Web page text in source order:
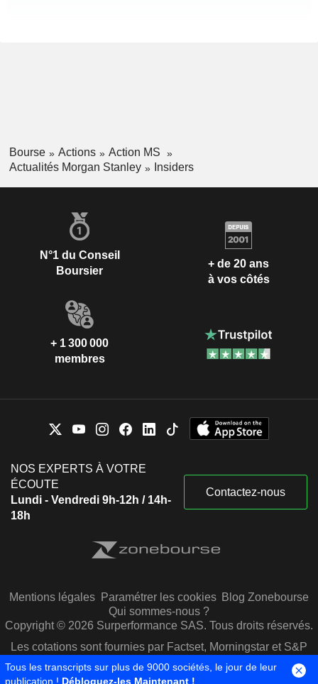
Bourse Actions
Action MS
Actualités Morgan Stanley
Insiders
N°1 du Conseil
Boursier
+ de 20 ans
à vos côtés
+ 1 300 000
membres
NOS EXPERTS À VOTRE
ÉCOUTE
Lundi - Vendredi 9h-12h / 14h-
18h
Contactez-nous
Mentions légales Paramétrer les cookies Blog Zonebourse
Qui sommes-nous ?
Copyright © 2026 Surperformance SAS. Tous droits réservés.
Les cotations sont fournies par Factset, Morningstar et S&P
Capital IQ
Tous les transcripts sur plus de 9000 sociétés, le jour de leur
publication ! Débloquez-les Maintenant !